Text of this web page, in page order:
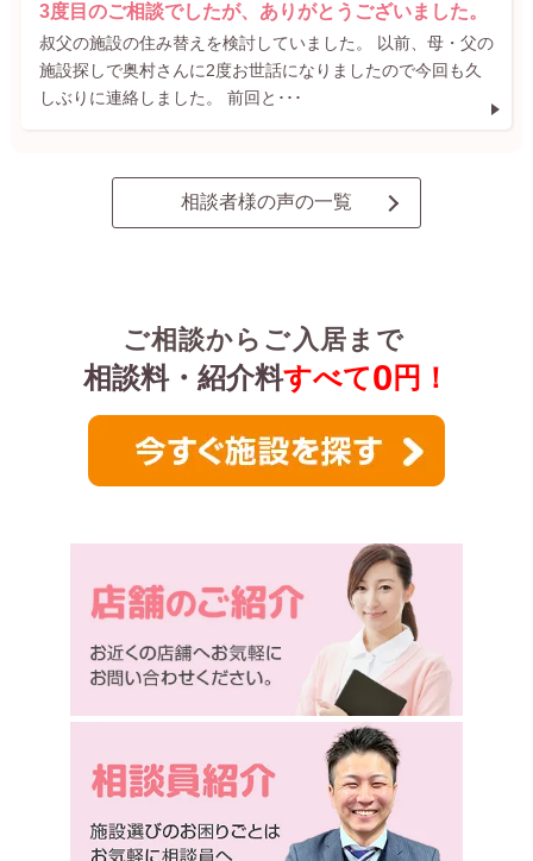
3度目のご相談でしたが、ありがとうございました。
叔父の施設の住み替えを検討していました。 以前、母・父の
施設探しで奥村さんに2度お世話になりましたので今回も久
しぶりに連絡しました。 前回と･･･
相談者様の声の一覧
ご相談からご入居まで
相談料・紹介料すべて0 円！